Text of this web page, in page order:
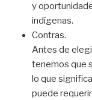
y
indígenas.
Contras.
Antes de
tenemos que
lo que
puede